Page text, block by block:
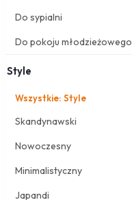
Do sypialni
Do pokoju młodzieżowego
Style
Wszystkie: Style
Skandynawski
Nowoczesny
Minimalistyczny
Japandi